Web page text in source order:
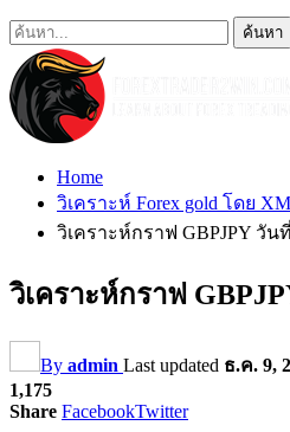
Home
วิเคราะห์ Forex gold โดย XM
วิเคราะห์กราฟ GBPJPY วั
วิเคราะห์กราฟ
By admin Last updated ธ.ค. 9,
1,175
Share FacebookTwitter